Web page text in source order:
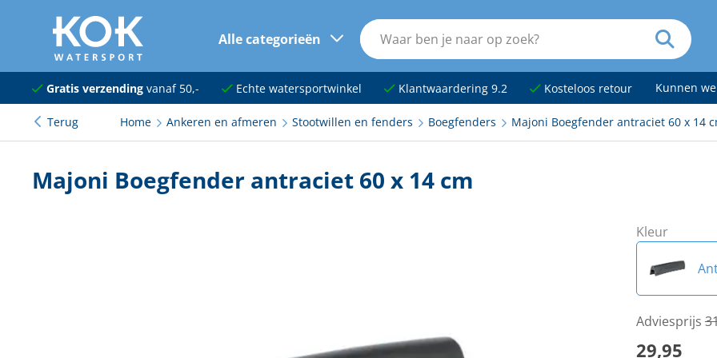
naar hoofdinhoud
Alle categorieën
Navigatie
Dekuitrusting
Onderhoud en verf
Gratis verzendingvanaf 50,- Echte watersportwinkel Klantwaardering 9.2 Kosteloos retour Kunnen
Terug Home Ankeren en afmeren Stootwillen en fenders Boegfenders Majoni Boegfender antraciet 60 x 14
Majoni Boegfender antraciet 60 x 14 cm
Kleur
Adviesprijs
29,95